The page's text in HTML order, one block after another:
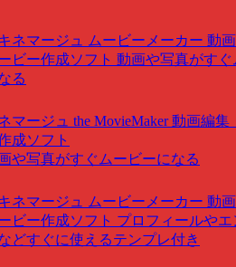
マージュ the MovieMaker 動画編集
成ソフト
や写真がすぐムービーになる